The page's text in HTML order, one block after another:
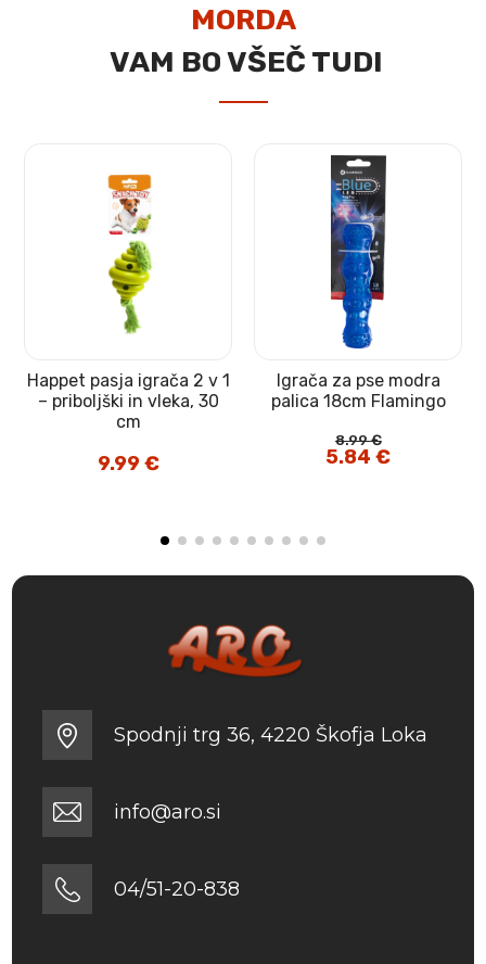
MORDA
VAM BO VŠEČ TUDI
Happet pasja igrača 2 v 1
– priboljški in vleka, 30
cm
9.99€
Igrača za pse modra
palica 18cm Flamingo
8.99€
Izvirna
cena
5.84€Trenutna
cena
Spodnji trg 36, 4220 Škofja Loka
info@aro.si
04/51-20-838